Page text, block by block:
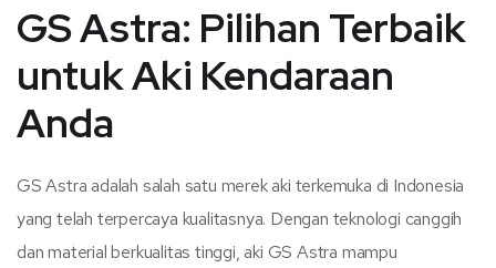
GS Astra: Pilihan Terbaik
untuk Aki Kendaraan
Anda
GS Astra adalah salah satu merek aki terkemuka di Indonesia
yang telah terpercaya kualitasnya. Dengan teknologi canggih
dan material berkualitas tinggi, aki GS Astra mampu